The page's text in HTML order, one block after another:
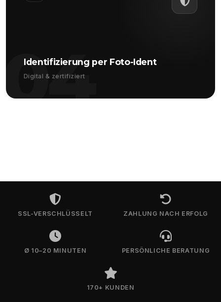
04
Identifizierung per Foto-Ident
Digital & zertifiziert
SSL-VERSCHLÜSSELT ZAHLUNG NACH ERFOLG
Ø 10–20 MINUTEN PERSÖNLICHE BERATUNG
170+ KUNDEN